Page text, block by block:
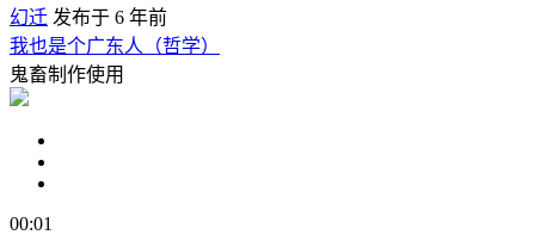
幻迁 发布于 6 年前
我也是个广东人（哲学）
鬼畜制作使用
00:01